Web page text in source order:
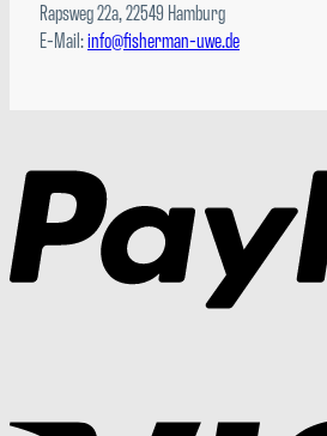
Rapsweg 22a, 22549 Hamburg
E-Mail:info@fisherman-uwe.de